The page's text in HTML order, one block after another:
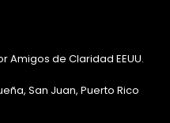
Amigos de Claridad EEUU.
San Juan, Puerto Rico